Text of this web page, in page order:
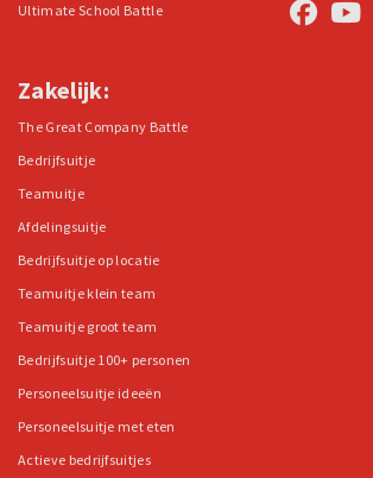
Ultimate School Battle
Zakelijk:
The Great Company Battle
Bedrijfsuitje
Teamuitje
Afdelingsuitje
Bedrijfsuitje op locatie
Teamuitje klein team
Teamuitje groot team
Bedrijfsuitje 100+ personen
Personeelsuitje ideeën
Personeelsuitje met eten
Actieve bedrijfsuitjes